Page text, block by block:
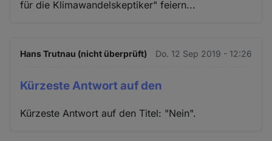
für die Klimawandelskeptiker" feiern...
Hans Trutnau (nicht überprüft) Do. 12 Sep 2019 - 12:26
Kürzeste Antwort auf den
Kürzeste Antwort auf den Titel: "Nein".